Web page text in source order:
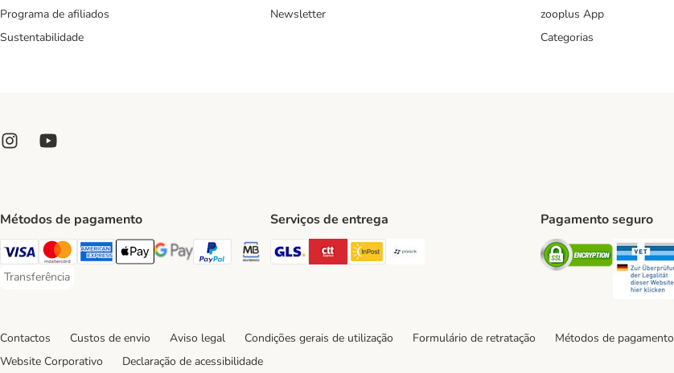
Programa de afiliados
Sustentabilidade
Newsletter
zooplus App
Categorias
Métodos de pagamento
Visa Payment Method
Mastercard Payment Method
American Express Payment Method
Apple Pay Payment Method
Google Pay Payment Method
PayPal Payment Method
Multibanco Payment Method
Transferência
Transferência Payment Method
Serviços de entrega
GLS Shipping Method
CTTExpress Shipping Method
InPost Shipping Method
Paack Shipping Method
Pagamento seguro
Security
Contactos Custos de envio Aviso legal Condições gerais de utilização Formulário de retratação Métodos de pagamento
Website Corporativo
Declaração de acessibilidade